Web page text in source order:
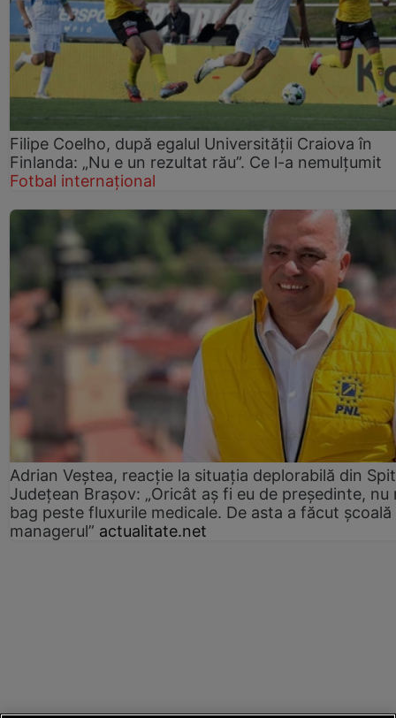
Filipe Coelho, după egalul Universității Craiova în
Finlanda: „Nu e un rezultat rău”. Ce l-a nemulțumit
Fotbal internațional
Adrian Veștea, reacție la situația deplorabilă din
Județean Brașov: „Oricât aș fi eu de președinte, nu
bag peste fluxurile medicale. De asta a făcut școală
managerul” actualitate.net